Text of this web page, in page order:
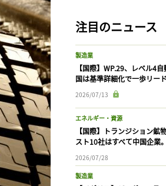
注目のニュース
製造業
【国際】WP.29、レベル4
国は基準詳細化で一歩リード
2026/07/13
エネルギー・資源
【国際】トランジション鉱
スト10社はすべて中国企業
2026/07/28
製造業